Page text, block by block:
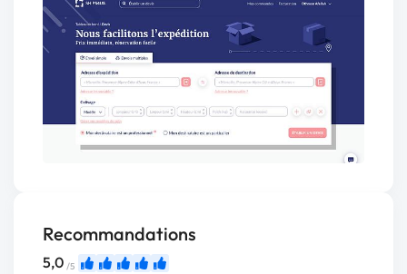
Recommandations
5,0 /5